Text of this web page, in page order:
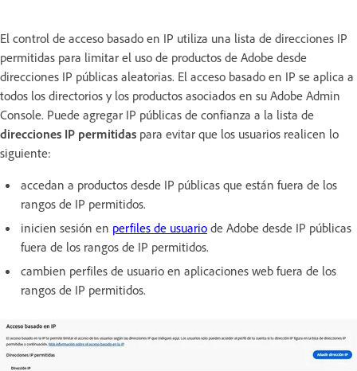
El control de acceso basado en IP utiliza una lista de direcciones IP
permitidas para limitar el uso de productos de Adobe desde
direcciones IP públicas aleatorias. El acceso basado en IP se aplica a
todos los directorios y los productos asociados en su Adobe Admin
Console. Puede agregar IP públicas de confianza a la lista de
direcciones IP permitidas para evitar que los usuarios realicen lo
siguiente:
accedan a productos desde IP públicas que están fuera de los
rangos de IP permitidos.
inicien sesión en perfiles de usuario de Adobe desde IP públicas
fuera de los rangos de IP permitidos.
cambien perfiles de usuario en aplicaciones web fuera de los
rangos de IP permitidos.